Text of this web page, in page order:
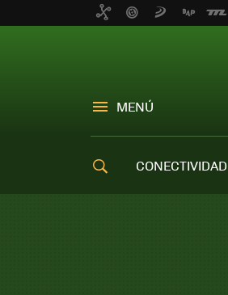
MENÚ
CONECTIVIDAD